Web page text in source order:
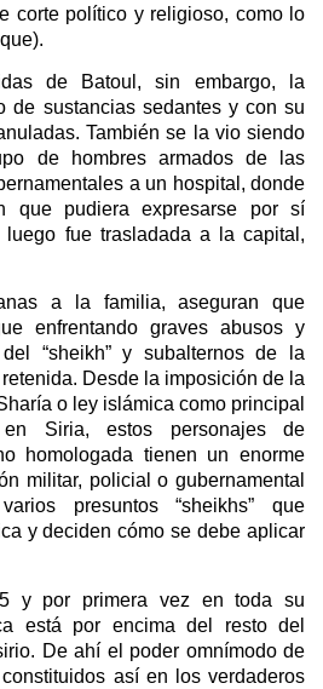
corte político y religioso, como lo
de Batoul, sin embargo, la
de sustancias sedantes y con su
También se la vio siendo
de hombres armados de las
a un hospital, donde
que pudiera expresarse por sí
luego fue trasladada a la capital,
a la familia, aseguran que
enfrentando graves abusos y
“sheikh” y subalternos de la
Desde la imposición de la
o ley islámica como principal
Siria, estos personajes de
homologada tienen un enorme
militar, policial o gubernamental
presuntos “sheikhs” que
y deciden cómo se debe aplicar
y por primera vez en toda su
está por encima del resto del
De ahí el poder omnímodo de
así en los verdaderos